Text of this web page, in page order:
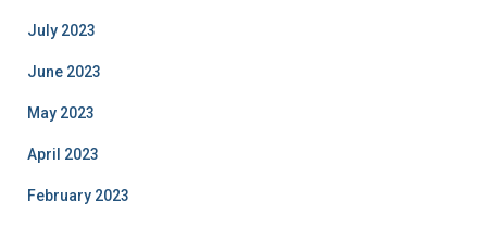
July 2023
June 2023
May 2023
April 2023
February 2023